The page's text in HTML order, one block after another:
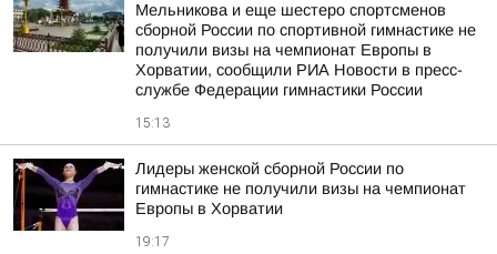
Мельникова и еще шестеро спортсменов
сборной России по спортивной гимнастике не
получили визы на чемпионат Европы в
Хорватии, сообщили РИА Новости в пресс-
службе Федерации гимнастики России
15:13
Лидеры женской сборной России по
гимнастике не получили визы на чемпионат
Европы в Хорватии
19:17